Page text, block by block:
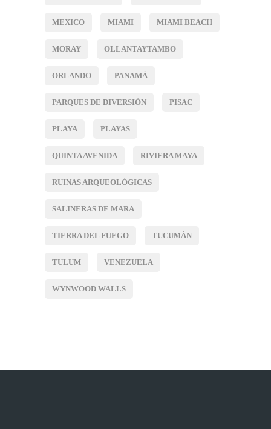
MEXICO MIAMI MIAMI BEACH
MORAY OLLANTAYTAMBO
ORLANDO PANAMÁ
PARQUES DE DIVERSIÓN PISAC
PLAYA PLAYAS
QUINTA AVENIDA RIVIERA MAYA
RUINAS ARQUEOLÓGICAS
SALINERAS DE MARA
TIERRA DEL FUEGO TUCUMÁN
TULUM VENEZUELA
WYNWOOD WALLS